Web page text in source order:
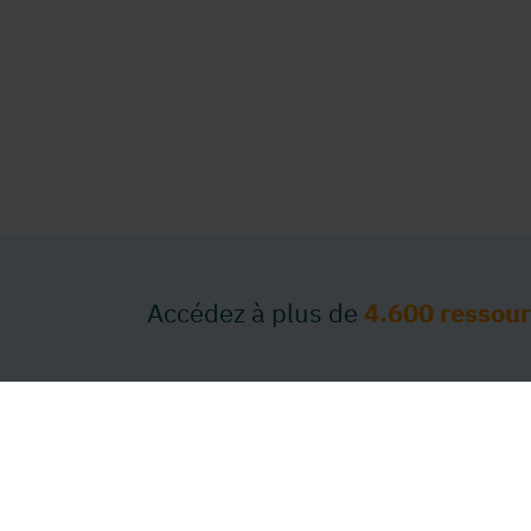
Accédez à plus de 4.600